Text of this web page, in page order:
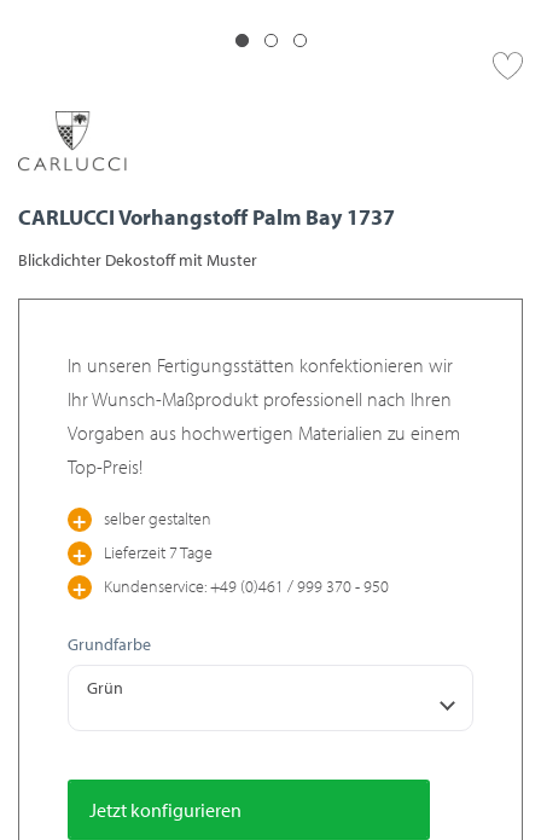
CARLUCCI Vorhangstoff Palm Bay 1737
Blickdichter Dekostoff mit Muster
In unseren Fertigungsstätten konfektionieren wir
Ihr Wunsch-Maßprodukt professionell nach Ihren
Vorgaben aus hochwertigen Materialien zu einem
Top-Preis!
selber gestalten
Lieferzeit 7 Tage
Kundenservice: +49 (0)461 / 999 370 - 950
Grundfarbe
Grün
Jetzt konfigurieren